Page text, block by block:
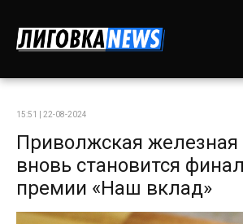
15:51 | 22-08-2024
Приволжская железная
вновь становится
премии «Наш вклад»